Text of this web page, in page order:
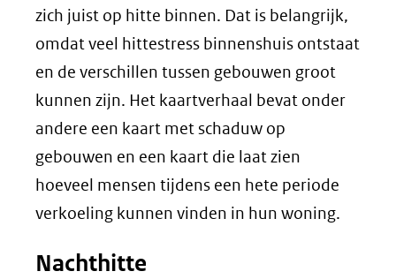
in
nieuw
venster)
(verwijst
naar
een
andere
website)
zich juist op hitte binnen. Dat is belangrijk,
omdat veel hittestress binnenshuis ontstaat
en de verschillen tussen gebouwen groot
kunnen zijn. Het kaartverhaal bevat onder
andere een kaart met schaduw op
gebouwen en een kaart die laat zien
hoeveel mensen tijdens een hete periode
verkoeling kunnen vinden in hun woning.
Nachthitte